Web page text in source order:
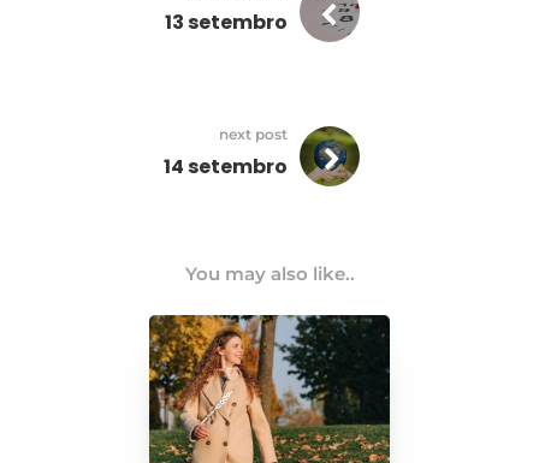
13 setembro
next post
14 setembro
You may also like..